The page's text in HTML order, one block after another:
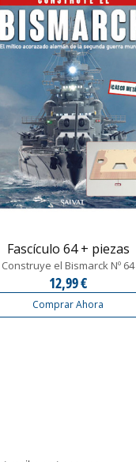
Fascículo 64 + piezas
Construye el Bismarck Nº 64
12,99 €
Comprar Ahora